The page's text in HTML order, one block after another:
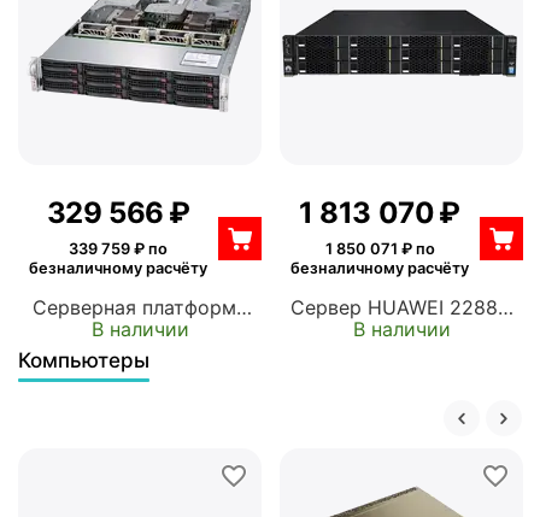
Серверная платформа
SUPERMICRO SYS-
6029U-E1CR4 2U,
2xLGA3647, 24xDDR4,
В наличии
329 566 ₽
339 759 ₽ по
безналичному расчёту
Сервер HUAWEI 2288H
V5 2x6130 16x32Gb x8
В наличии
1 813 070₽
1 850 071 ₽ по
безналичному расчёту
Компьютеры